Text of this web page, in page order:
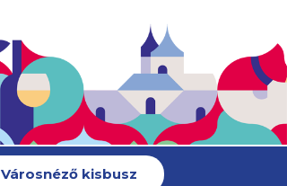
Városnéző kisbusz